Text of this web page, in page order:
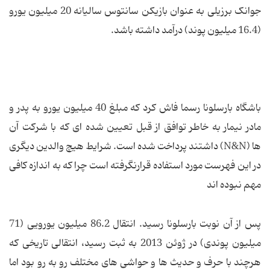
جوانک برزیلی به عنوان بازیکن سانتوس سالیانه 20 میلیون یورو
(16.4 میلیون پوند) درآمد داشته باشد.
باشگاه بارسلونا رسما فاش کرد که مبلغ 40 میلیون یورو به پدر و
مادر نیمار به خاطر توافق از قبل تعیین شده ای که با شرکت آن
ها (N&N) داشتند پرداخت شده است. شرایط هیچ والدین دیگری
در این فهرست مورد استفاده قرارنگرفته است چرا که به اندازه کافی
مهم نبوده اند
پس از آن نوبت بارسلونا رسید. انتقال 86.2 میلیون یورویی (71
میلیون پوندی) در ژوئن 2013 به ثبت رسید، انتقالی تاریخی که
هرچند با حرف و حدیث ها و حواشی های مختلف رو به رو بود اما